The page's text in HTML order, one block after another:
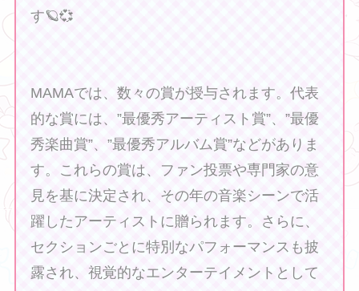
す🪐💞
MAMAでは、数々の賞が授与されます。代表
的な賞には、”最優秀アーティスト賞”、”最優
秀楽曲賞”、”最優秀アルバム賞”などがありま
す。これらの賞は、ファン投票や専門家の意
見を基に決定され、その年の音楽シーンで活
躍したアーティストに贈られます。さらに、
セクションごとに特別なパフォーマンスも披
露され、視覚的なエンターテイメントとして
❤ ❤ ❤